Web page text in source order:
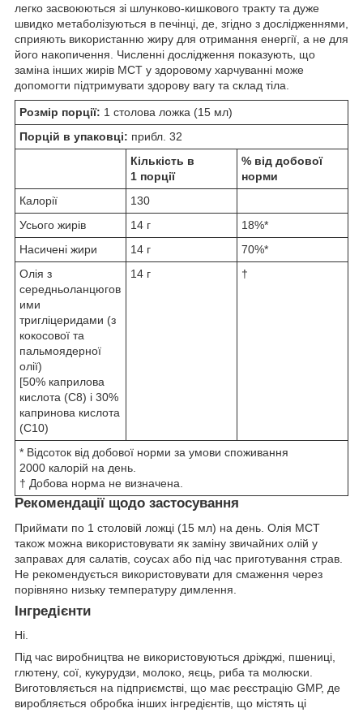
легко засвоюються зі шлунково-кишкового тракту та дуже
швидко метаболізуються в печінці, де, згідно з дослідженнями,
сприяють використанню жиру для отримання енергії, а не для
його накопичення. Численні дослідження показують, що
заміна інших жирів MCT у здоровому харчуванні може
допомогти підтримувати здорову вагу та склад тіла.
Розмір порції: 1 столова ложка (15 мл)
Порцій в упаковці: прибл. 32
Кількість в
1 порції
% від добової
норми
Калорії
130
Усього жирів
14 г
18%*
Насичені жири
14 г
70%*
Олія з
середньоланцюгов
ими
тригліцеридами (з
кокосової та
пальмоядерної
олії)
[50% каприлова
кислота (C8) і 30%
капринова кислота
(C10)
14 г †
* Відсоток від добової норми за умови споживання
2000 калорій на день.
† Добова норма не визначена.
Рекомендації щодо застосування
Приймати по 1 столовій ложці (15 мл) на день. Олія MCT
також можна використовувати як заміну звичайних олій у
заправах для салатів, соусах або під час приготування страв.
Не рекомендується використовувати для смаження через
порівняно низьку температуру димлення.
Інгредієнти
Ні.
Під час виробництва не використовуються дріжджі, пшениці,
глютену, сої, кукурудзи, молоко, яєць, риба та молюски.
Виготовляється на підприємстві, що має реєстрацію GMP, де
виробляється обробка інших інгредієнтів, що містять ці